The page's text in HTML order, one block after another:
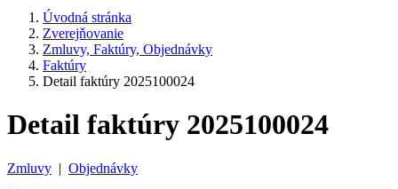
Úvodná stránka
Zverejňovanie
Zmluvy, Faktúry, Objednávky
Faktúry
Detail faktúry 2025100024
Detail faktúry 2025100024
Zmluvy | Objednávky